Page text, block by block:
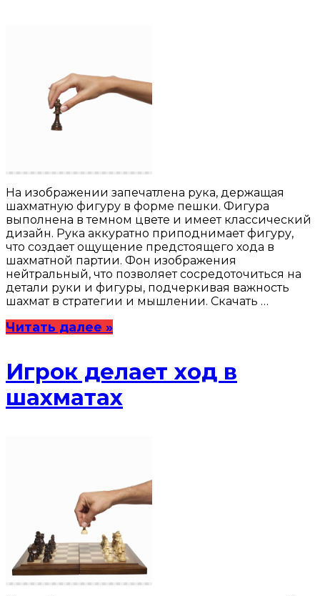
На изображении запечатлена рука, держащая
шахматную фигуру в форме пешки. Фигура
выполнена в темном цвете и имеет классический
дизайн. Рука аккуратно приподнимает фигуру,
что создает ощущение предстоящего хода в
шахматной партии. Фон изображения
нейтральный, что позволяет сосредоточиться на
детали руки и фигуры, подчеркивая важность
шахмат в стратегии и мышлении. Скачать …
Читать далее »
Игрок делает ход в
шахматах